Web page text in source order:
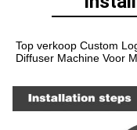
Top verkoop Custom
Diffuser Machine Voor